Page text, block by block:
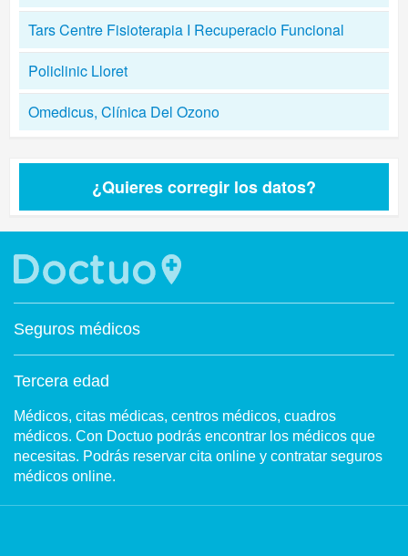
Tars Centre Fisioterapia I Recuperacio Funcional
Policlinic Lloret
Omedicus, Clínica Del Ozono
¿Quieres corregir los datos?
Seguros médicos
Tercera edad
Médicos, citas médicas, centros médicos, cuadros
médicos. Con Doctuo podrás encontrar los médicos que
necesitas. Podrás reservar cita online y contratar seguros
médicos online.